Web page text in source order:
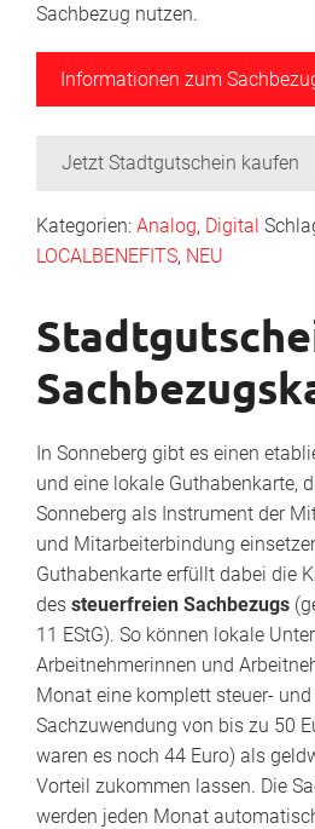
Sachbezug nutzen.
Informationen zum
Jetzt Stadtgutschein kaufen
Kategorien: Analog, Digital
LOCALBENEFITS, NEU
In Sonneberg gibt es einen
und eine lokale Guthabenkarte,
Sonneberg als Instrument der
und Mitarbeiterbindung
Guthabenkarte erfüllt dabei die
des steuerfreien Sachbezugs
11 EStG). So können lokale
Arbeitnehmerinnen und
Monat eine komplett steuer-
Sachzuwendung von bis zu 50
waren es noch 44 Euro) als
Vorteil zukommen lassen. Die
werden jeden Monat